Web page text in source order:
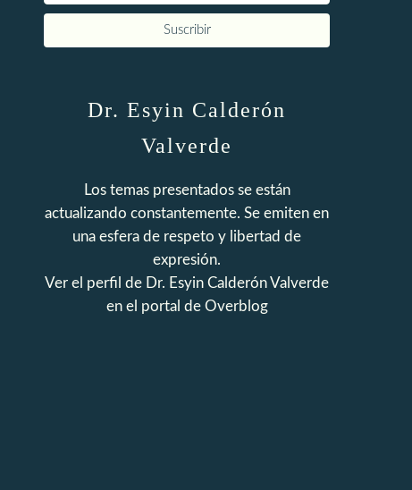
Dr. Esyin Calderón
Valverde
Los temas presentados se están
actualizando constantemente. Se emiten en
una esfera de respeto y libertad de
expresión.
Ver el perfil de Dr. Esyin Calderón Valverde
en el portal de Overblog